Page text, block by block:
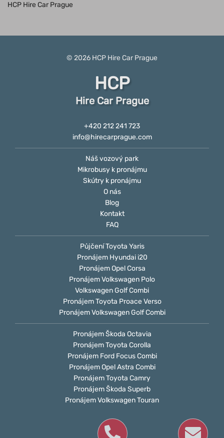
HCP Hire Car Prague
© 2026 HCP Hire Car Prague
HCP
Hire Car Prague
+420 212 241 723
info@hirecarprague.com
Náš vozový park
Mikrobusy k pronájmu
Skútry k pronájmu
O nás
Blog
Kontakt
FAQ
Půjčení Toyota Yaris
Pronájem Hyundai i20
Pronájem Opel Corsa
Pronájem Volkswagen Polo
Volkswagen Golf Combi
Pronájem Toyota Proace Verso
Pronájem Volkswagen Golf Combi
Pronájem Škoda Octavia
Pronájem Toyota Corolla
Pronájem Ford Focus Combi
Pronájem Opel Astra Combi
Pronájem Toyota Camry
Pronájem Škoda Superb
Pronájem Volkswagen Touran